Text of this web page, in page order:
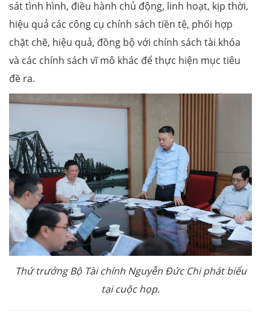
sát tình hình, điều hành chủ động, linh hoạt, kịp thời,
hiệu quả các công cụ chính sách tiền tệ, phối hợp
chặt chẽ, hiệu quả, đồng bộ với chính sách tài khóa
và các chính sách vĩ mô khác để thực hiện mục tiêu
đề ra.
Thứ trưởng Bộ Tài chính Nguyễn Đức Chi phát biểu
tại cuộc họp.